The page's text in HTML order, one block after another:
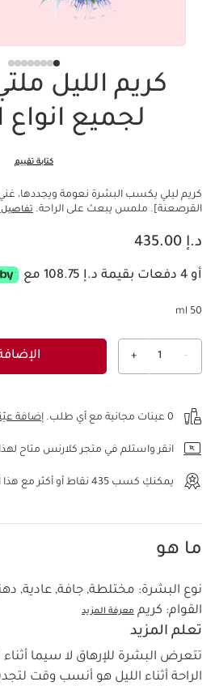
كريم الليل
لجميع انواع
كتابة تقييم
كريم ليلي يكسب البشرة نعومة ويجددها،
القرصعنة]. ملمس يبعث على الراحة. تفاصيل
السعر الحالي هو د.إ 435.00
د.إ 435.00
أو 4 دفعات بقيمة د.إ 108.75 مع
50 ml
-
1
+
0 عينات مجانية مع أي طلب. إضافة
انقر واستلم في متجر كلارنس متاح
يمكنكِ كسب 435 نقاط أو أكثر مع هذا
ما هو
نوع البشرة: مختلطة, جافة, عادية,
القوام: كريم معرفة المزيد
تعلم المزيد
تتعرض البشرة للإرهاق لا سيما أثناء
الراحة أثناء الليل هو أنسب وقت